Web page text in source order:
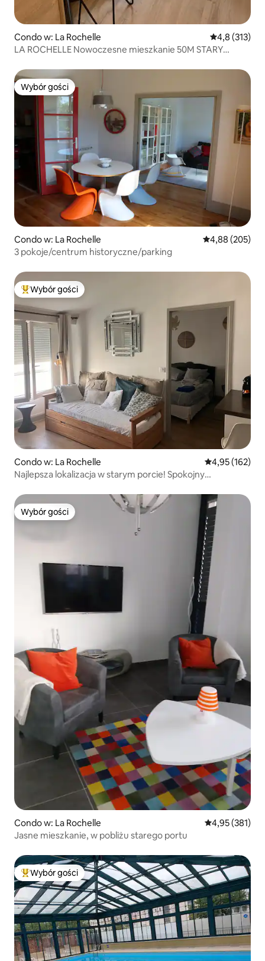
Condo w: La Rochelle Średnia
4,8 (313)
LA ROCHELLE Nowoczesne mieszkanie 50M STARY
Wybór gości
Wybór gości
Condo w: La Rochelle Średnia
4,88 (205)
3 pokoje/centrum historyczne/parking
Najpopularniejsze z kategorii Wybór gości
Wybór gości
Condo w: La Rochelle Średnia
4,95 (162)
Najlepsza lokalizacja w starym porcie! Spokojny
Wybór gości
Wybór gości
Condo w: La Rochelle Średnia
4,95 (381)
Jasne mieszkanie, w pobliżu starego portu
Najpopularniejsze z kategorii Wybór gości
Wybór gości